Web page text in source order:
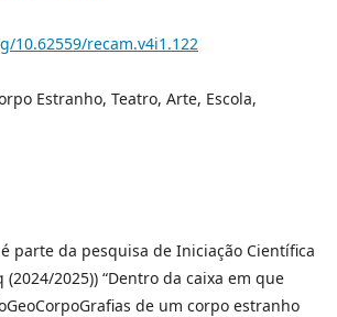
10.62559/recam.v4i1.122
Estranho, Teatro, Arte, Escola,
parte da pesquisa de Iniciação Científica
(2024/2025)) “Dentro da caixa em que
de um corpo estranho